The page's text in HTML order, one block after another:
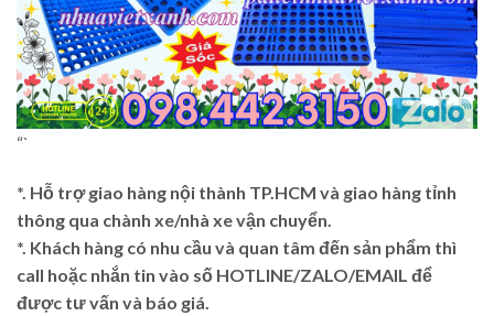
“`
*. Hỗ trợ giao hàng nội thành TP.HCM và giao hàng tỉnh
thông qua chành xe/nhà xe vận chuyển.
*. Khách hàng có nhu cầu và quan tâm đến sản phẩm thì
call hoặc nhắn tin vào số HOTLINE/ZALO/EMAIL để
được tư vấn và báo giá.